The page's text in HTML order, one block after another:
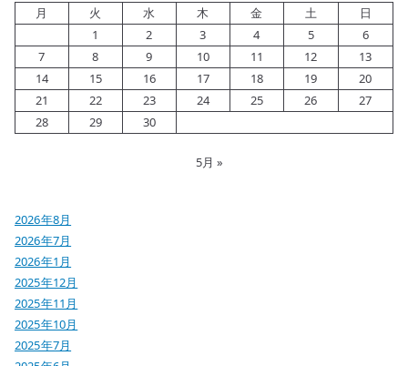
月
火 水 木 金 土
日
1
2 3 4 5
6
7
8 9 10 11 12
13
14
15 16 17 18 19
20
21
22 23 24 25 26
27
28
29 30
5月 »
2026年8月
2026年7月
2026年1月
2025年12月
2025年11月
2025年10月
2025年7月